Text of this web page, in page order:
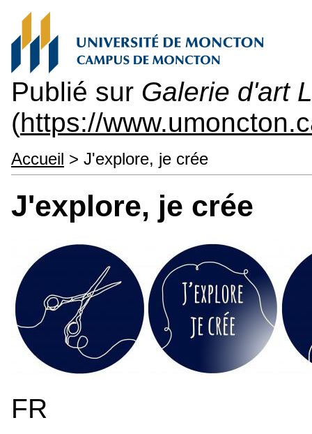
Publié sur Galerie d'art
(https://
Accueil > J'explore, je crée
J'explore, je crée
FR